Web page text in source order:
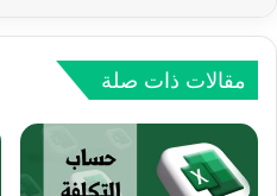
مقالات ذات صلة